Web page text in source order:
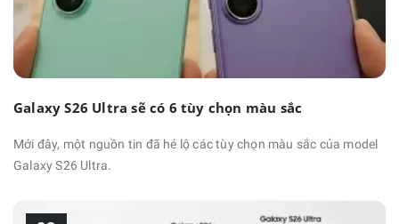
Galaxy S26 Ultra sẽ có 6 tùy chọn màu sắc
Mới đây, một nguồn tin đã hé lộ các tùy chọn màu sắc của model
Galaxy S26 Ultra.